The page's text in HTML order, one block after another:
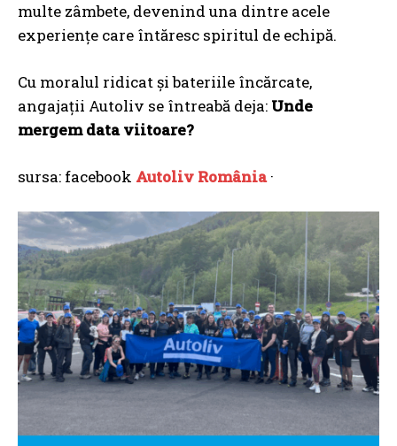
multe zâmbete, devenind una dintre acele
experiențe care întăresc spiritul de echipă.
Cu moralul ridicat și bateriile încărcate,
angajații Autoliv se întreabă deja: Unde
mergem data viitoare?
sursa: facebook Autoliv România·